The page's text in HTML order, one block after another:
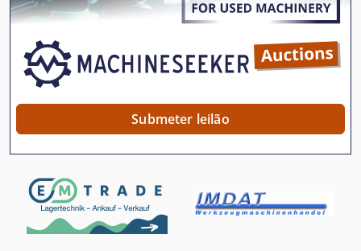
Estante De Prato
Estante Para Paletes
Estação De Serviço
Estação Do Carro
Feixe De
Maquinas De Marcenaria
Submeter leilão